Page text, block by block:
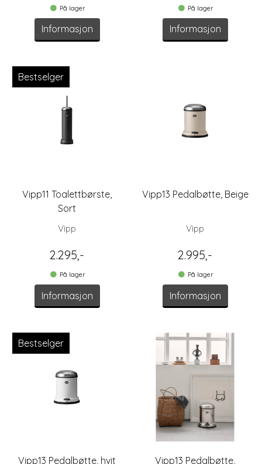
På lager
Informasjon
På lager
Informasjon
Bestselger
Vipp11 Toalettbørste,
Sort
Vipp
2.295,-
På lager
Informasjon
Vipp13 Pedalbøtte, Beige
Vipp
2.995,-
På lager
Informasjon
Bestselger
Vipp13 Pedalbøtte, hvit
Vipp13 Pedalbøtte,